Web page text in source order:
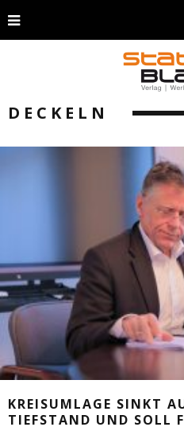
DECKELN
KREISUMLAGE SINKT
TIEFSTAND UND SOLL